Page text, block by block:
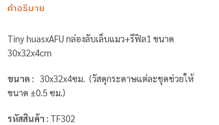
คำอธิบาย
Tiny huasxAFU กล่องลับเล็บแมว+รีฟิล1 ขนาด
30x32x4cm
ขนาด : 30x32x4ซม. (วัสดุกระดาษแต่ละชุดช่วยให้
ขนาด ±0.5 ซม.)
รหัสสินค้า : TF302